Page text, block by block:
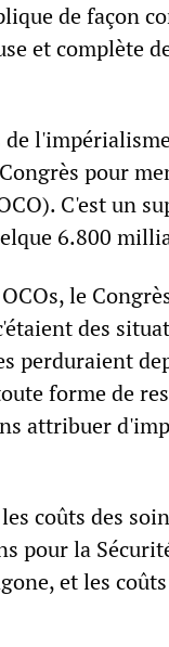
de façon
et complète
pour
C'est un
6.800
le
des
perduraient
forme de
attribuer
coûts des
pour la
et les